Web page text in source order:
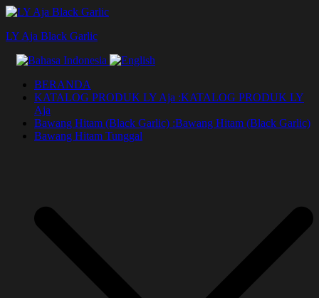
Lompat
konten
LY Aja Black Garlic
BERANDA
KATALOG PRODUK LY Aja :KATALOG PRODUK LY
Aja
Bawang Hitam (Black Garlic) :Bawang Hitam (Black Garlic)
Bawang Hitam Tunggal